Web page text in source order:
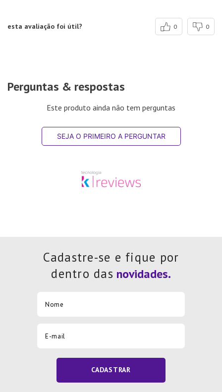
esta avaliação foi útil? 0 0
Perguntas & respostas
Este produto ainda não tem perguntas
SEJA O PRIMEIRO A PERGUNTAR
Cadastre-se e fique por
dentro das
CADASTRAR